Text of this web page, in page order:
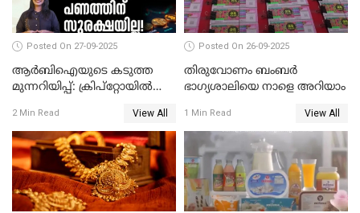
Posted On 27-09-2025
ആർബിഐയുടെ കടുത്ത
മുന്നറിയിപ്പ്: ക്രിപ്റ്റോയിൽ
സുരക്ഷയില്ല!
2 Min Read View All
Posted On 26-09-2025
തിരുവോണം ബംബര്‍
ഭാഗ്യശാലിയെ നാളെ അറിയാം
1 Min Read View All